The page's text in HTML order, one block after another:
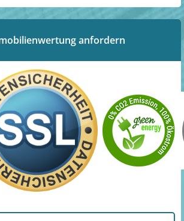
anfordern